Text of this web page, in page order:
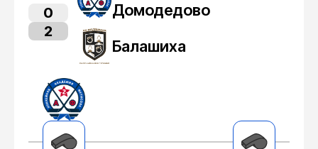
Домодедово
0
2
Балашиха